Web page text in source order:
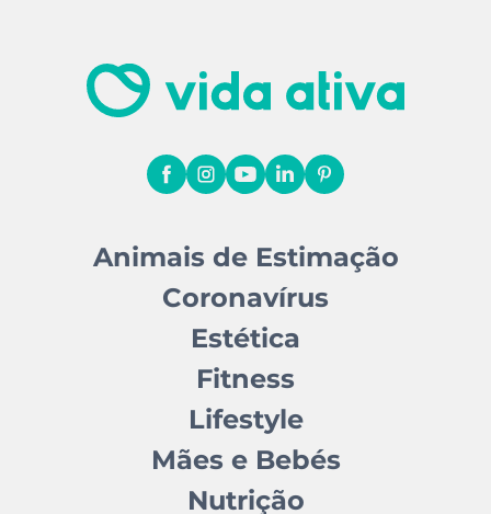
Animais de Estimação
Coronavírus
Estética
Fitness
Lifestyle
Mães e Bebés
Nutrição